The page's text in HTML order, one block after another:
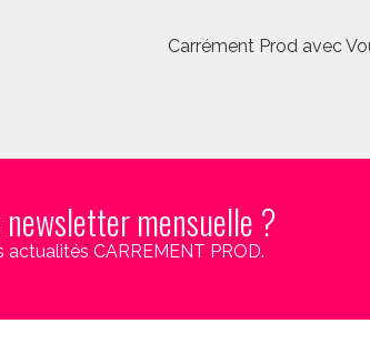
Carrément Prod avec
mensuelle ?
CARREMENT PROD.